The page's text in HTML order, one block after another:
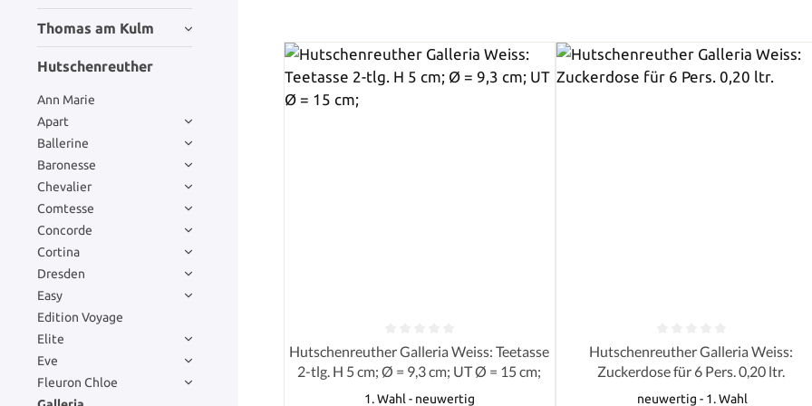
Thomas am Kulm
Hutschenreuther
Ann Marie
Apart
Ballerine
Baronesse
Chevalier
Comtesse
Concorde
Cortina
Dresden
Easy
Edition Voyage
Elite
Eve
Fleuron Chloe
Durchschnittliche Bewertung von 0 von 5 Sternen
Hutschenreuther Galleria Weiss: Teetasse
2-tlg. H 5 cm; Ø = 9,3 cm; UT Ø = 15 cm;
1. Wahl - neuwertig
Durchschnittliche Bewertung von 0
Hutschenreuther Galleria Weiss:
Zuckerdose für 6 Pers. 0,20 ltr.
neuwertig - 1. Wahl